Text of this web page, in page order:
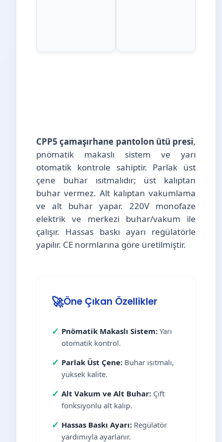
CPP5 çamaşırhane pantolon ütü presi,
pnömatik makaslı sistem ve yarı
otomatik kontrole sahiptir. Parlak üst
çene buhar ısıtmalıdır; üst kalıptan
buhar vermez. Alt kalıptan vakumlama
ve alt buhar yapar. 220V monofaze
elektrik ve merkezi buhar/vakum ile
çalışır. Hassas baskı ayarı regülatörle
yapılır. CE normlarına göre üretilmiştir.
🚀Öne Çıkan Özellikler
✓ Pnömatik Makaslı Sistem: Yarı
otomatik kontrol.
✓ Parlak Üst Çene: Buhar ısıtmalı,
yüksek kalite.
✓ Alt Vakum ve Alt Buhar: Çift
fonksiyonlu alt kalıp.
✓ Hassas Baskı Ayarı: Regülatör
yardımıyla ayarlanır.